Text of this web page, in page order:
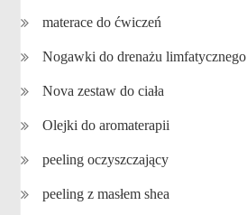
materace do ćwiczeń
Nogawki do drenażu limfatycznego
Nova zestaw do ciała
Olejki do aromaterapii
peeling oczyszczający
peeling z masłem shea